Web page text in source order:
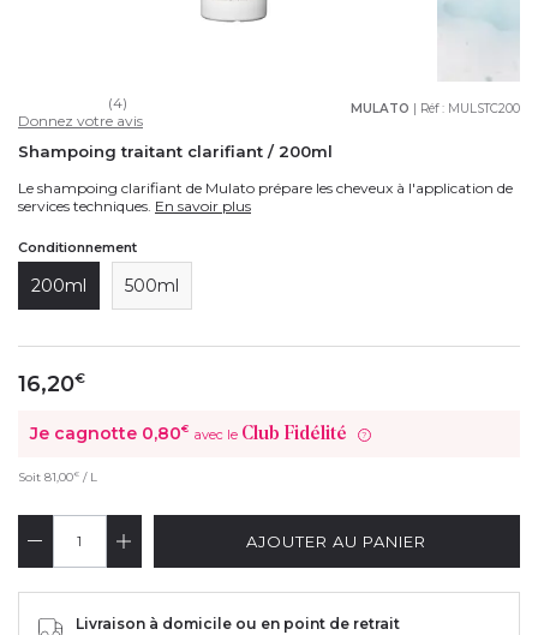
MULATO | Réf : MULSTC200
(4)
Donnez votre avis
Shampoing traitant clarifiant / 200ml
Le shampoing clarifiant de Mulato prépare les cheveux à l'application de
services techniques. En savoir plus
Conditionnement
200ml 500ml
16,20€
Je cagnotte 0,80€ avec le Club Fidélité ?
Soit 81,00€ / L
AJOUTER AU PANIER
Livraison à domicile ou en point de retrait